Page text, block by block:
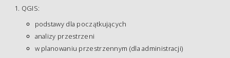
QGIS:
podstawy dla początkujących
analizy przestrzeni
w planowaniu przestrzennym (dla administracji)